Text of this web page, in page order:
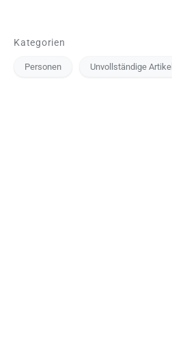
Kategorien
Personen Unvollständige Artikel